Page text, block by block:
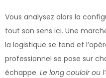
Vous analysez alors la
tout son sens ici. Une
la logistique se tend et
professionnel se pose sur
échappe. Le long couloir ou